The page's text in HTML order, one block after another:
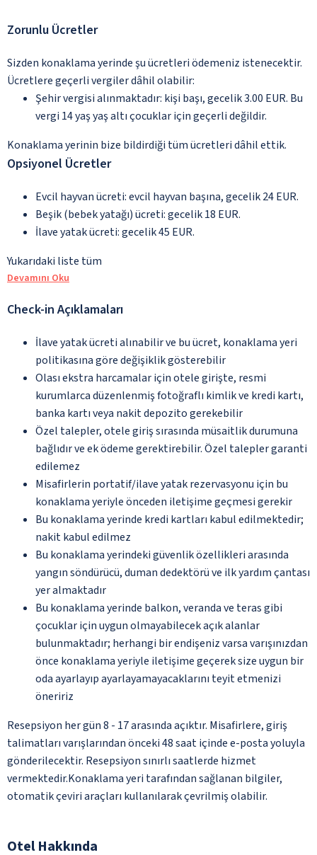
Zorunlu Ücretler
Sizden konaklama yerinde şu ücretleri ödemeniz istenecektir.
Ücretlere geçerli vergiler dâhil olabilir:
Şehir vergisi alınmaktadır: kişi başı, gecelik 3.00 EUR. Bu
vergi 14 yaş yaş altı çocuklar için geçerli değildir.
Konaklama yerinin bize bildirdiği tüm ücretleri dâhil ettik.
Opsiyonel Ücretler
Evcil hayvan ücreti: evcil hayvan başına, gecelik 24 EUR.
Beşik (bebek yatağı) ücreti: gecelik 18 EUR.
İlave yatak ücreti: gecelik 45 EUR.
Yukarıdaki liste tüm
Devamını Oku
Check-in Açıklamaları
İlave yatak ücreti alınabilir ve bu ücret, konaklama yeri
politikasına göre değişiklik gösterebilir
Olası ekstra harcamalar için otele girişte, resmi
kurumlarca düzenlenmiş fotoğraflı kimlik ve kredi kartı,
banka kartı veya nakit depozito gerekebilir
Özel talepler, otele giriş sırasında müsaitlik durumuna
bağlıdır ve ek ödeme gerektirebilir. Özel talepler garanti
edilemez
Misafirlerin portatif/ilave yatak rezervasyonu için bu
konaklama yeriyle önceden iletişime geçmesi gerekir
Bu konaklama yerinde kredi kartları kabul edilmektedir;
nakit kabul edilmez
Bu konaklama yerindeki güvenlik özellikleri arasında
yangın söndürücü, duman dedektörü ve ilk yardım çantası
yer almaktadır
Bu konaklama yerinde balkon, veranda ve teras gibi
çocuklar için uygun olmayabilecek açık alanlar
bulunmaktadır; herhangi bir endişeniz varsa varışınızdan
önce konaklama yeriyle iletişime geçerek size uygun bir
oda ayarlayıp ayarlayamayacaklarını teyit etmenizi
öneririz
Resepsiyon her gün 8 - 17 arasında açıktır. Misafirlere, giriş
talimatları varışlarından önceki 48 saat içinde e-posta yoluyla
gönderilecektir. Resepsiyon sınırlı saatlerde hizmet
vermektedir.Konaklama yeri tarafından sağlanan bilgiler,
otomatik çeviri araçları kullanılarak çevrilmiş olabilir.
Otel Hakkında